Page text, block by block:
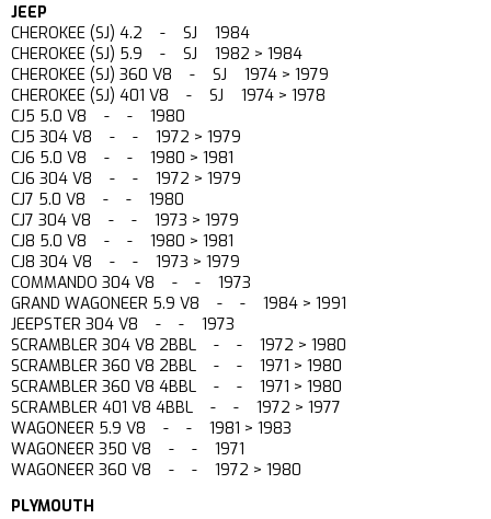
JEEP
CHEROKEE (SJ) 4.2 - SJ 1984
CHEROKEE (SJ) 5.9 - SJ 1982 > 1984
CHEROKEE (SJ) 360 V8 - SJ 1974 > 1979
CHEROKEE (SJ) 401 V8 - SJ 1974 > 1978
CJ5 5.0 V8 - - 1980
CJ5 304 V8 - - 1972 > 1979
CJ6 5.0 V8 - - 1980 > 1981
CJ6 304 V8 - - 1972 > 1979
CJ7 5.0 V8 - - 1980
CJ7 304 V8 - - 1973 > 1979
CJ8 5.0 V8 - - 1980 > 1981
CJ8 304 V8 - - 1973 > 1979
COMMANDO 304 V8 - - 1973
GRAND WAGONEER 5.9 V8 - - 1984 > 1991
JEEPSTER 304 V8 - - 1973
SCRAMBLER 304 V8 2BBL - - 1972 > 1980
SCRAMBLER 360 V8 2BBL - - 1971 > 1980
SCRAMBLER 360 V8 4BBL - - 1971 > 1980
SCRAMBLER 401 V8 4BBL - - 1972 > 1977
WAGONEER 5.9 V8 - - 1981 > 1983
WAGONEER 350 V8 - - 1971
WAGONEER 360 V8 - - 1972 > 1980
PLYMOUTH